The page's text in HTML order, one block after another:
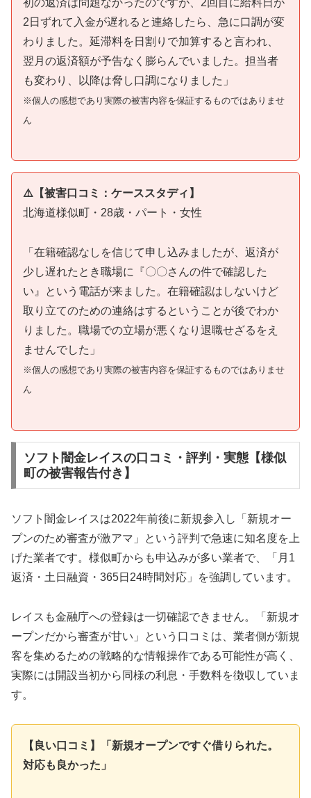
2日ずれて入金が遅れると連絡したら、急に口調が変
わりました。延滞料を日割りで加算すると言われ、
翌月の返済額が予告なく膨らんでいました。担当者
も変わり、以降は脅し口調になりました」
※個人の感想であり実際の被害内容を保証するものではありませ
ん
⚠️【被害口コミ：ケーススタディ】
北海道様似町・28歳・パート・女性
「在籍確認なしを信じて申し込みましたが、返済が
少し遅れたとき職場に『〇〇さんの件で確認した
い』という電話が来ました。在籍確認はしないけど
取り立てのための連絡はするということが後でわか
りました。職場での立場が悪くなり退職せざるをえ
ませんでした」
※個人の感想であり実際の被害内容を保証するものではありませ
ん
ソフト闇金レイスの口コミ・評判・実態【様似
町の被害報告付き】
ソフト闇金レイスは2022年前後に新規参入し「新規オー
プンのため審査が激アマ」という評判で急速に知名度を上
げた業者です。様似町からも申込みが多い業者で、「月1
返済・土日融資・365日24時間対応」を強調しています。
レイスも金融庁への登録は一切確認できません。「新規オ
ープンだから審査が甘い」という口コミは、業者側が新規
客を集めるための戦略的な情報操作である可能性が高く、
実際には開設当初から同様の利息・手数料を徴収していま
す。
【良い口コミ】「新規オープンですぐ借りられた。
対応も良かった」